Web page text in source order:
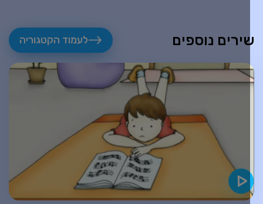
נוספים לעמוד הקטגוריה